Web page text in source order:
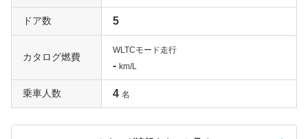
ドア数 5
カタログ燃費
WLTCモード走行
- km/L
乗車人数 4 名